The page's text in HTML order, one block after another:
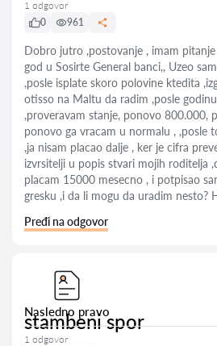
1 odgovor
0
961
Dobro jutro ,postovanje , imam
god u Sosirte General banci,, Uzeo
,posle isplate skoro polovine ktedita
otisso na Maltu da radim ,posle
,proveravam stanje, ponovo 800.000,
ponovo ga vracam u normalu , ,posle
,ja nisam placao dalje , ker je cifra
izvrsitelji u popis stvari mojih roditelja
placam 15000 mesecno , i potpisao
gresku ,i da li mogu da uradim nesto?
Pređi na odgovor
Nasledno pravo
stambeni spor
1 odgovor